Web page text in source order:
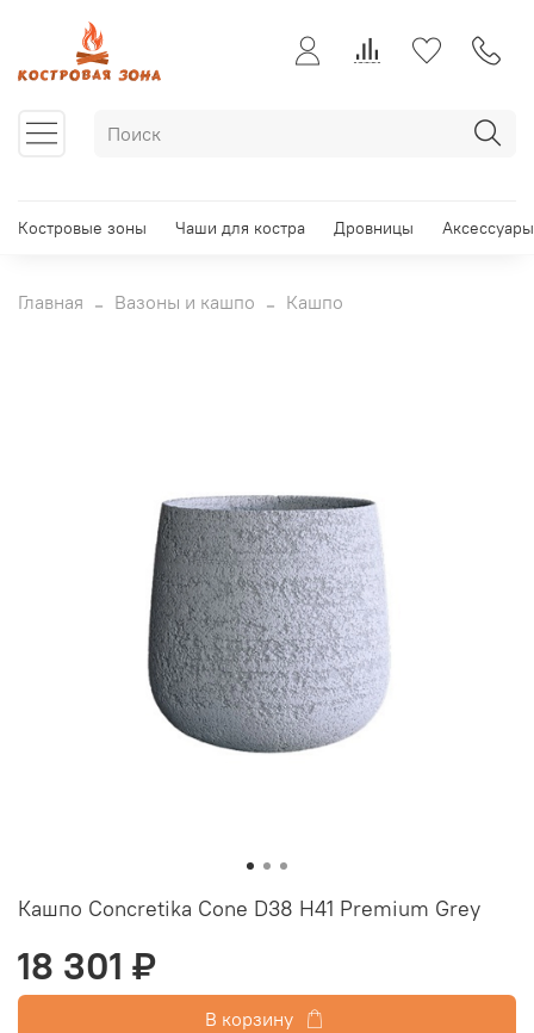
Костровые зоны Чаши для костра Дровницы Аксессуары
Главная Вазоны и кашпо Кашпо
Кашпо Concretika Cone D38 H41 Premium Grey
18 301 ₽
В корзину